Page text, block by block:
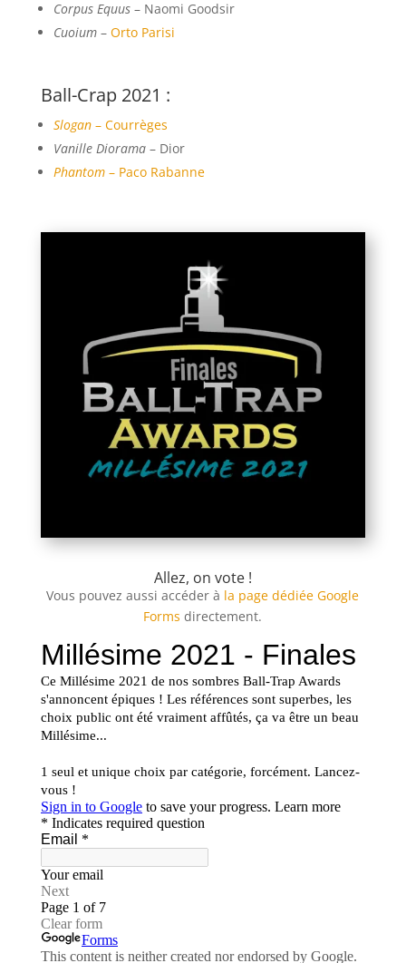
Corpus Equus– Naomi Goodsir
Cuoium– Orto Parisi
Ball-Crap 2021 :
Slogan– Courrèges
Vanille Diorama– Dior
Phantom– Paco Rabanne
Allez, on vote !
Vous pouvez aussi accéder à la page dédiée Google
Forms directement.